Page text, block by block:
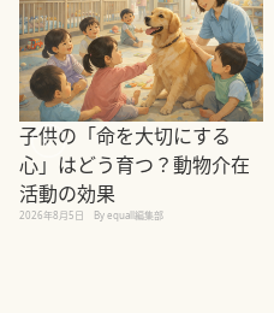
子供の「命を大切にする
心」はどう育つ？動物介在
活動の効果
2026年8月5日 By equall編集部